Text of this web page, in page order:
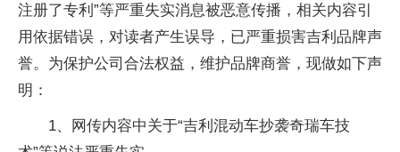
注册了专利”等严重失实消息被恶意传播，相关内容引
用依据错误，对读者产生误导，已严重损害吉利品牌声
誉。为保护公司合法权益，维护品牌商誉，现做如下声
明：
1、网传内容中关于“吉利混动车抄袭奇瑞车技